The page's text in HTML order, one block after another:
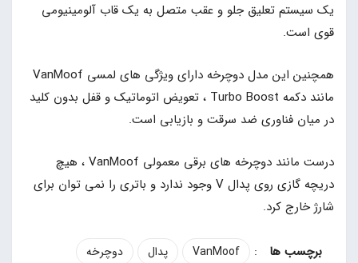
یک سیستم تعلیق جلو و عقب متصل به یک قاب آلومینیومی
قوی است.
همچنین این مدل دوچرخه دارای ویژگی های لمسی VanMoof
مانند دکمه Turbo Boost ، تعویض اتوماتیک و قفل بدون کلید
در میان فناوری ضد سرقت و بازیابی است.
درست مانند دوچرخه های برقی معمولی VanMoof ، هیچ
دریچه گازی روی پدال V وجود ندارد و باتری را نمی توان برای
شارژ خارج کرد.
:
VanMoof پدال
دوچرخه